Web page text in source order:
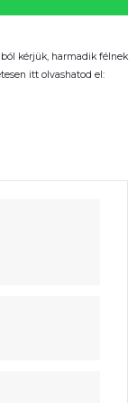
kérjük, harmadik félnek
itt olvashatod el: